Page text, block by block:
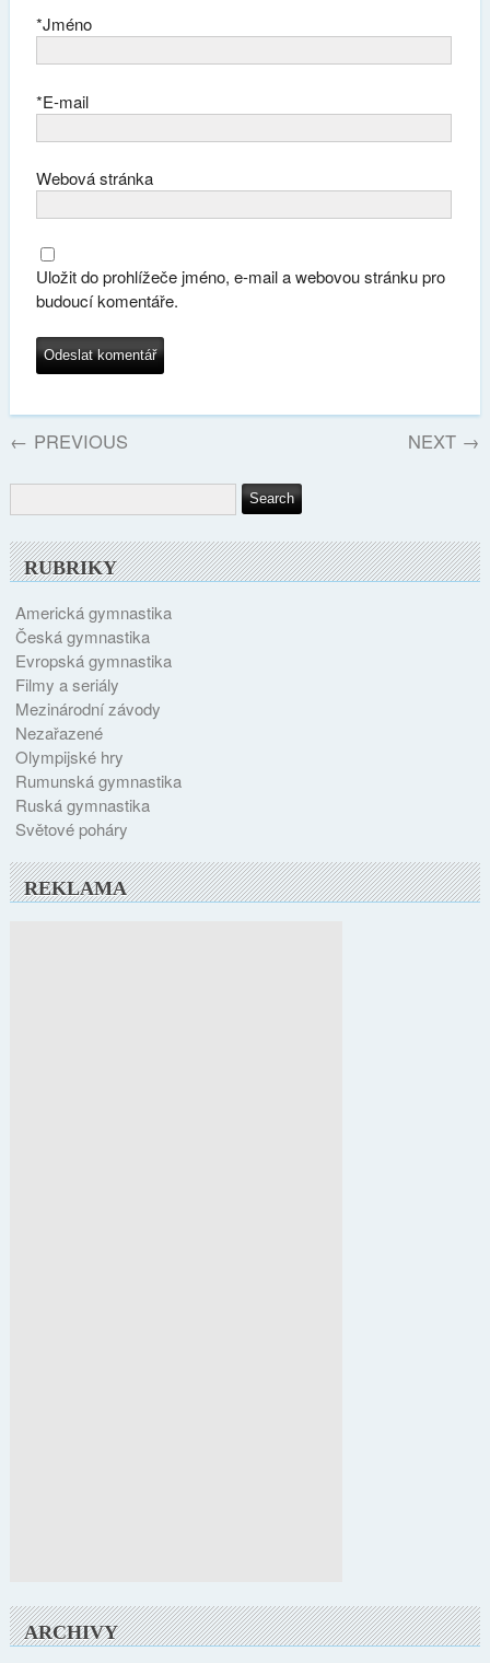
Jméno
*
E-mail
*
Webová stránka
Uložit do prohlížeče jméno, e-mail a webovou stránku pro
budoucí komentáře.
← PREVIOUS NEXT →
RUBRIKY
Americká gymnastika
Česká gymnastika
Evropská gymnastika
Filmy a seriály
Mezinárodní závody
Nezařazené
Olympijské hry
Rumunská gymnastika
Ruská gymnastika
Světové poháry
REKLAMA
ARCHIVY